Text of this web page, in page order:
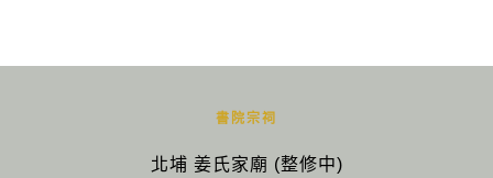
書院宗祠
北埔 姜氏家廟 (整修中)